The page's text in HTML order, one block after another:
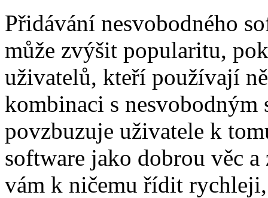
Přidávání nesvobodného
může zvýšit popularitu,
uživatelů, kteří používají
kombinaci s nesvobodným
povzbuzuje uživatele k
software jako dobrou věc
vám k ničemu řídit rychleji,